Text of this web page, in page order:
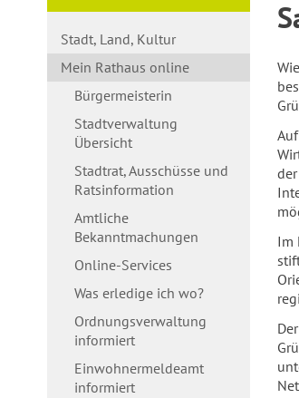
Stadt, Land, Kultur
Mein Rathaus online
Bürgermeisterin
Stadtverwaltung
Übersicht
Stadtrat, Ausschüsse und
Ratsinformation
Amtliche
Bekanntmachungen
Online-Services
Was erledige ich wo?
Ordnungsverwaltung
informiert
Einwohnermeldeamt
informiert
Im